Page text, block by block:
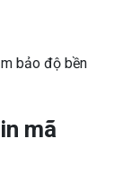
bảo độ bền
mã